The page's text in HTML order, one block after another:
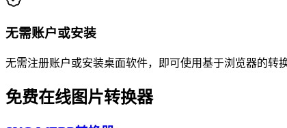
无需账户或安装
无需注册账户或安装桌面软件，即可使用基于浏览器的转换
免费在线图片转换器